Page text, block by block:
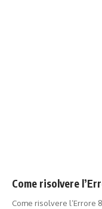
Come risolvere
Come risolvere l’Errore